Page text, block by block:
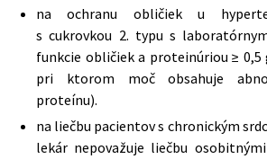
na ochranu obličiek u
s cukrovkou 2. typu s
funkcie obličiek a proteinúriou ≥ 0,5
pri ktorom moč obsahuje
proteínu).
na liečbu pacientov s chronickým
lekár nepovažuje liečbu